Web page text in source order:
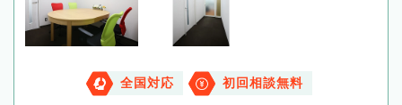
全国対応 初回相談無料